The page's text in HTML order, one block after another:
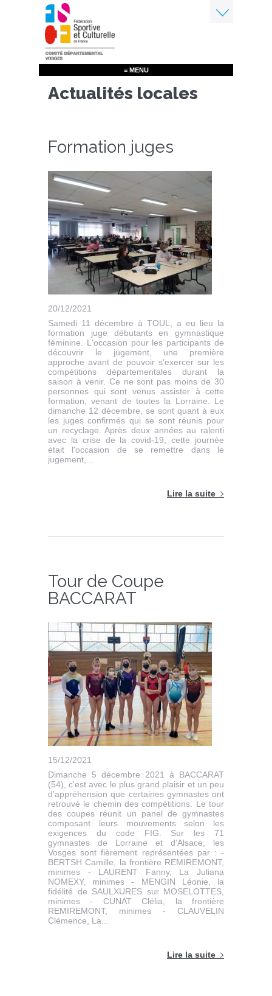
Aller
au
contenu
principal
≡ MENU
Actualités locales
Formation juges
20/12/2021
Samedi 11 décembre à TOUL, a eu lieu la
formation juge débutants en gymnastique
féminine. L'occasion pour les participants de
découvrir le jugement, une première
approche avant de pouvoir s'exercer sur les
compétitions départementales durant la
saison à venir. Ce ne sont pas moins de 30
personnes qui sont venus assister à cette
formation, venant de toutes la Lorraine. Le
dimanche 12 décembre, se sont quant à eux
les juges confirmés qui se sont réunis pour
un recyclage. Après deux années au ralenti
avec la crise de la covid-19, cette journée
était l'occasion de se remettre dans le
jugement,...
Lire la suite
Tour de Coupe
BACCARAT
15/12/2021
Dimanche 5 décembre 2021 à BACCARAT
(54), c'est avec le plus grand plaisir et un peu
d'appréhension que certaines gymnastes ont
retrouvé le chemin des compétitions. Le tour
des coupes réunit un panel de gymnastes
composant leurs mouvements selon les
exigences du code FIG. Sur les 71
gymnastes de Lorraine et d'Alsace, les
Vosges sont fièrement représentées par : -
BERTSH Camille, la frontière REMIREMONT,
minimes - LAURENT Fanny, La Juliana
NOMEXY, minimes - MENGIN Léonie, la
fidélité de SAULXURES sur MOSELOTTES,
minimes - CUNAT Clélia, la frontière
REMIREMONT, minimes - CLAUVELIN
Clémence, La...
Lire la suite